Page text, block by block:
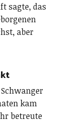
sagte, das
aber
kam
betreute